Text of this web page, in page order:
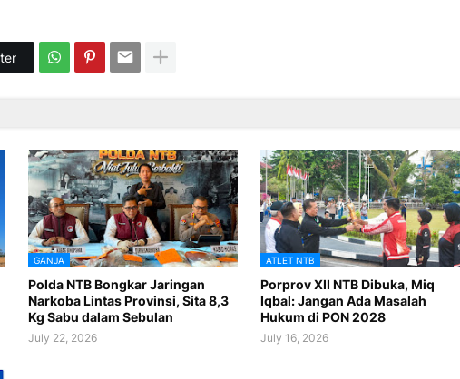
GANJA
Polda NTB Bongkar Jaringan
Narkoba Lintas Provinsi, Sita 8,3
Kg Sabu dalam Sebulan
July 22, 2026
ATLET NTB
Porprov XII NTB Dibuka, Miq
Iqbal: Jangan Ada Masalah
Hukum di PON 2028
July 16, 2026